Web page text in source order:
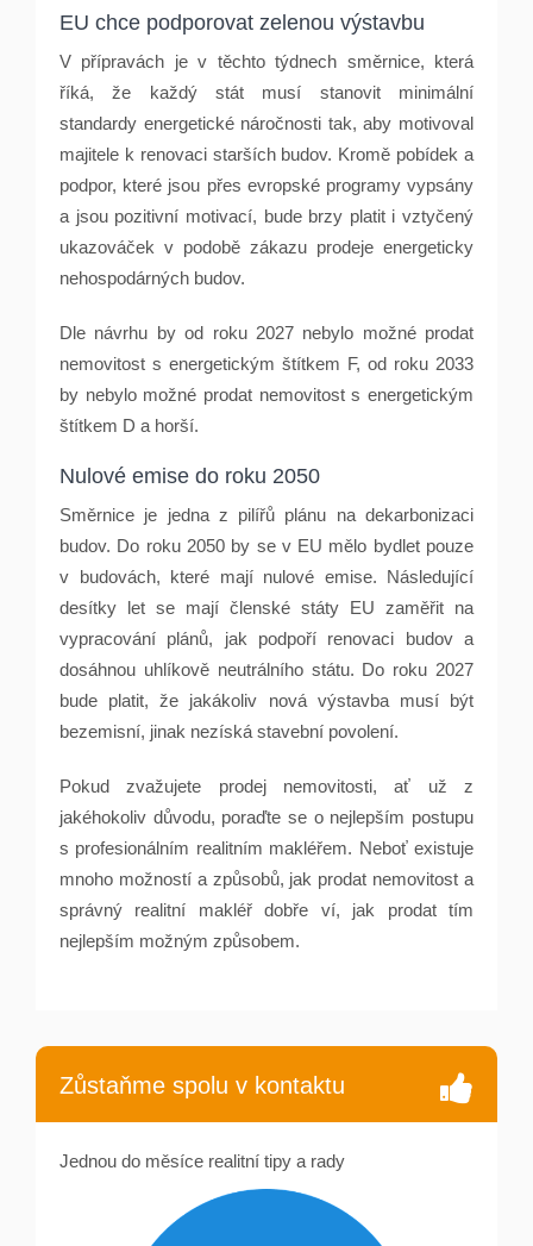
EU chce podporovat zelenou výstavbu
V přípravách je v těchto týdnech směrnice, která
říká, že každý stát musí stanovit minimální
standardy energetické náročnosti tak, aby motivoval
majitele k renovaci starších budov. Kromě pobídek a
podpor, které jsou přes evropské programy vypsány
a jsou pozitivní motivací, bude brzy platit i vztyčený
ukazováček v podobě zákazu prodeje energeticky
nehospodárných budov.
Dle návrhu by od roku 2027 nebylo možné prodat
nemovitost s energetickým štítkem F, od roku 2033
by nebylo možné prodat nemovitost s energetickým
štítkem D a horší.
Nulové emise do roku 2050
Směrnice je jedna z pilířů plánu na dekarbonizaci
budov. Do roku 2050 by se v EU mělo bydlet pouze
v budovách, které mají nulové emise. Následující
desítky let se mají členské státy EU zaměřit na
vypracování plánů, jak podpoří renovaci budov a
dosáhnou uhlíkově neutrálního státu. Do roku 2027
bude platit, že jakákoliv nová výstavba musí být
bezemisní, jinak nezíská stavební povolení.
Pokud zvažujete prodej nemovitosti, ať už z
jakéhokoliv důvodu, poraďte se o nejlepším postupu
s profesionálním realitním makléřem. Neboť existuje
mnoho možností a způsobů, jak prodat nemovitost a
správný realitní makléř dobře ví, jak prodat tím
nejlepším možným způsobem.
Zůstaňme spolu v kontaktu
Jednou do měsíce realitní tipy a rady